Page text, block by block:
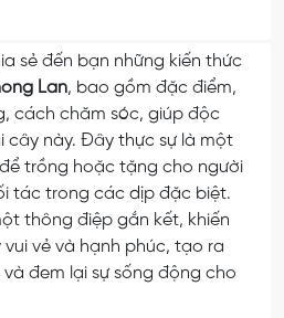
sẻ đến bạn những kiến thức
Lan, bao gồm đặc điểm,
cách chăm sóc, giúp độc
cây này. Đây thực sự là một
trồng hoặc tặng cho người
tác trong các dịp đặc biệt.
thông điệp gắn kết, khiến
vẻ và hạnh phúc, tạo ra
đem lại sự sống động cho